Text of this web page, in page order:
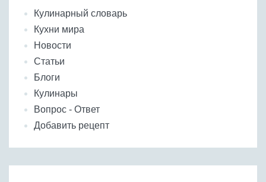
Кулинарный словарь
Кухни мира
Новости
Статьи
Блоги
Кулинары
Вопрос - Ответ
Добавить рецепт